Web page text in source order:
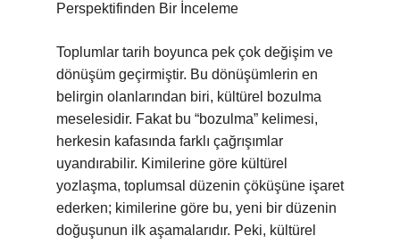
Perspektifinden Bir İnceleme
Toplumlar tarih boyunca pek çok değişim ve
dönüşüm geçirmiştir. Bu dönüşümlerin en
belirgin olanlarından biri, kültürel bozulma
meselesidir. Fakat bu “bozulma” kelimesi,
herkesin kafasında farklı çağrışımlar
uyandırabilir. Kimilerine göre kültürel
yozlaşma, toplumsal düzenin çöküşüne işaret
ederken; kimilerine göre bu, yeni bir düzenin
doğuşunun ilk aşamalarıdır. Peki, kültürel